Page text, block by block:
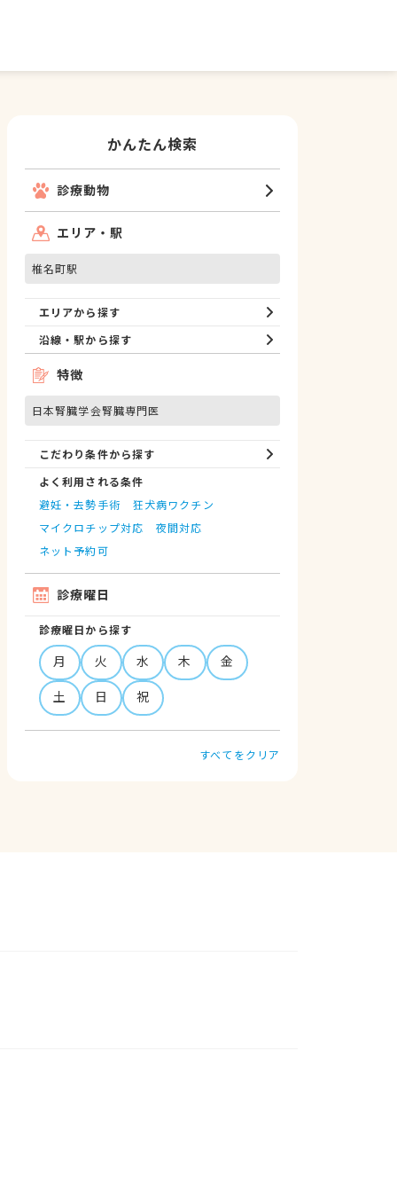
かんたん検索
診療動物
エリア・駅
椎名町駅
エリアから探す
沿線・駅から探す
特徴
日本腎臓学会腎臓専門医
こだわり条件から探す
よく利用される条件
避妊・去勢手術
狂犬病ワクチン
マイクロチップ対応
夜間対応
ネット予約可
診療曜日
診療曜日から探す
月 火 水 木
金
土
日 祝
すべてをクリア